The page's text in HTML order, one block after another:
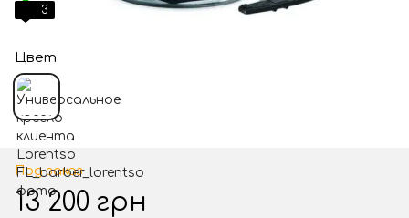
3
Цвет
Под заказ
13 200 грн